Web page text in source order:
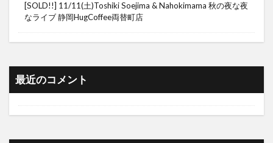
[SOLD!!] 11/11(土)Toshiki Soejima & Nahokimama 秋の夜な夜
なライブ 静岡HugCoffee両替町店
最近のコメント